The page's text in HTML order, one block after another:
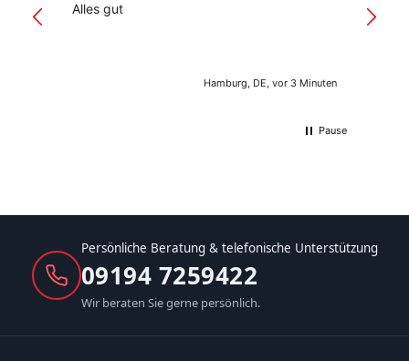
Alles gut
Hamburg, DE, vor 3 Minuten
Pause
Persönliche Beratung & telefonische Unterstützung
09194 7259422
Wir beraten Sie gerne persönlich.